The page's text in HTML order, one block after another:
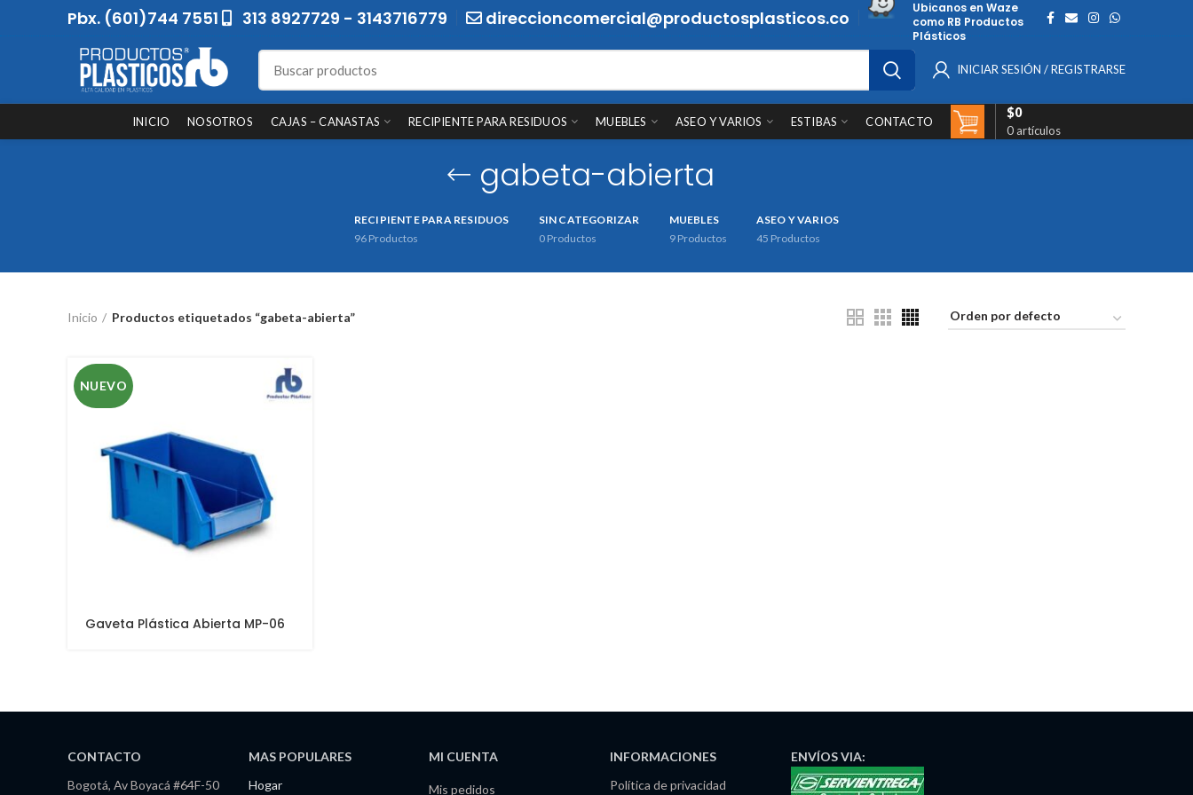
Pbx. (601)744 7551 313 8927729 - 3143716779 direccioncomercial@productosplasticos.co
Ubicanos en Waze
como RB Productos
Plásticos
INICIAR SESIÓN / REGISTRARSE
INICIO NOSOTROS CAJAS – CANASTAS RECIPIENTE PARA RESIDUOS MUEBLES ASEO Y VARIOS ESTIBAS CONTACTO
0 artículos
$0
gabeta-abierta
RECIPIENTE PARA RESIDUOS
96 Productos
SIN CATEGORIZAR
0 Productos
MUEBLES
9 Productos
ASEO Y VARIOS
45 Productos
Inicio Productos etiquetados “gabeta-abierta”
NUEVO
Gaveta Plástica Abierta MP-06
CONTACTO
Bogotá, Av Boyacá #64F-50
MAS POPULARES
Hogar
MI CUENTA
Mis pedidos
INFORMACIONES
Política de privacidad
ENVÍOSVIA: